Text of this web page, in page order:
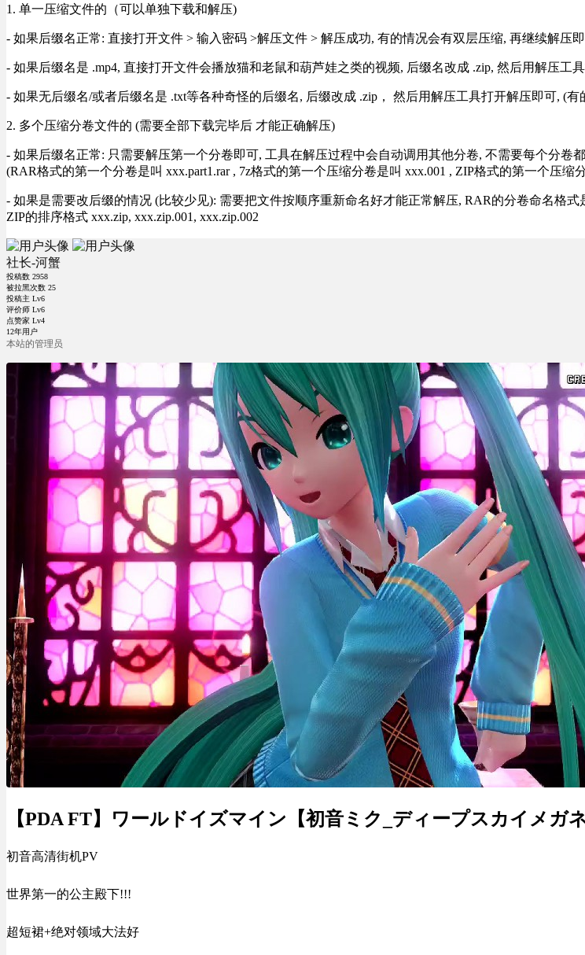
1. 单一压缩文件的（可以单独下载和解压)
- 如果后缀名正常: 直接打开文件 > 输入密码 >解压文件 > 解压成功, 有的情况会有双层压缩, 再继续解压
- 如果后缀名是 .mp4, 直接打开文件会播放猫和老鼠和葫芦娃之类的视频, 后缀名改成 .zip, 然后用解压工
- 如果无后缀名/或者后缀名是 .txt等各种奇怪的后缀名, 后缀改成 .zip， 然后用解压工具打开解压即可, (
2. 多个压缩分卷文件的 (需要全部下载完毕后 才能正确解压)
- 如果后缀名正常: 只需要解压第一个分卷即可, 工具在解压过程中会自动调用其他分卷, 不需要每个分
(RAR格式的第一个分卷是叫 xxx.part1.rar , 7z格式的第一个压缩分卷是叫 xxx.001 , ZIP格式的第一个压缩
- 如果是需要改后缀的情况 (比较少见): 需要把文件按顺序重新命名好才能正常解压, RAR的分卷命名格式
ZIP的排序格式 xxx.zip, xxx.zip.001, xxx.zip.002
社长-河蟹
投稿数 2958
被拉黑次数 25
投稿主 Lv6
评价师 Lv6
点赞家 Lv4
12年用户
本站的管理员
【PDA FT】ワールドイズマイン【初音ミク_ディープスカイメガネ
初音高清街机PV
世界第一的公主殿下!!!
超短裙+绝对领域大法好